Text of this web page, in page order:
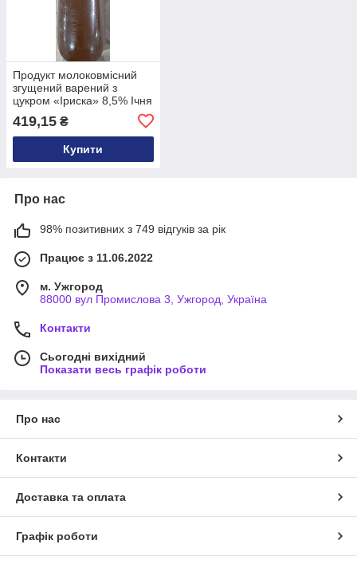
Продукт молоковмісний
згущений варений з
цукром «Іриска» 8,5% Ічня
419,15 ₴
Купити
Про нас
98% позитивних з 749 відгуків за рік
Працює з 11.06.2022
м. Ужгород
88000 вул Промислова 3, Ужгород, Україна
Контакти
Сьогодні вихідний
Показати весь графік роботи
Про нас
Контакти
Доставка та оплата
Графік роботи